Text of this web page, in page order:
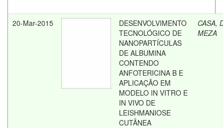
20-Mar-2015
DESENVOLVIMENTO
TECNOLÓGICO DE
NANOPARTÍCULAS
DE ALBUMINA
CONTENDO
ANFOTERICINA B E
APLICAÇÃO EM
MODELO IN VITRO E
IN VIVO DE
LEISHMANIOSE
CUTÂNEA
CASA,
MEZA